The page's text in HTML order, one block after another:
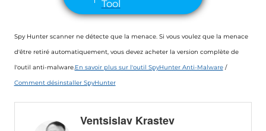
Spy Hunter scanner ne détecte que la menace. Si vous voulez que la menace
d'être retiré automatiquement, vous devez acheter la version complète de
l'outil anti-malware. En savoir plus sur l'outil SpyHunter Anti-Malware/
Comment désinstaller SpyHunter
Ventsislav Krastev